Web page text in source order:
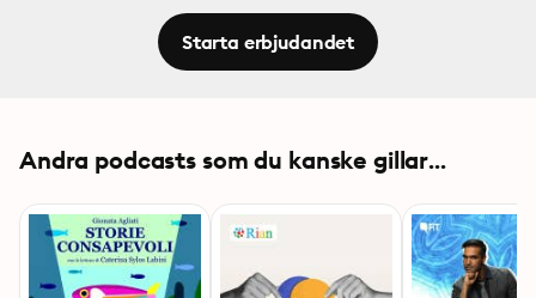
Starta erbjudandet
Andra podcasts som du kanske gillar...